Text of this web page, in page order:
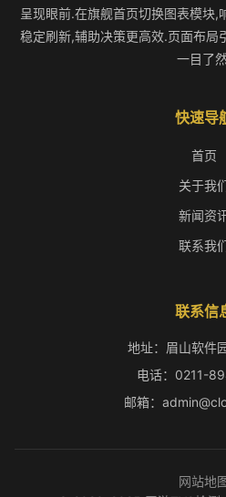
呈现眼前.在旗舰首页切换图表模块,
稳定刷新,辅助决策更高效.页面布局
一目了
快速导
首页
关于我
新闻资
联系我
联系信
地址：眉山软件
电话：0211-
邮箱：
网站地